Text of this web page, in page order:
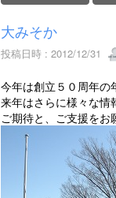
大みそか
投稿日時 : 2012/12/31
今年は創立５０周年の
来年はさらに様々な情
ご期待と、ご支援をお